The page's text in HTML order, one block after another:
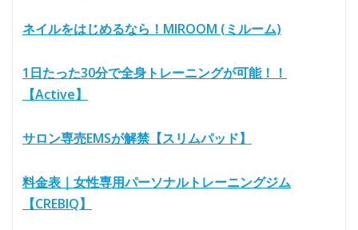
ネイルをはじめるなら！MIROOM (ミルーム)
1日たった30分で全身トレーニングが可能！！
【Active】
サロン専売EMSが解禁【スリムパッド】
料金表｜女性専用パーソナルトレーニングジム
【CREBIQ】